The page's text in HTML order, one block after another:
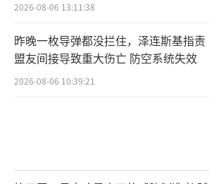
2026-08-06 13:11:38
昨晚一枚导弹都没拦住，泽连斯基指责
盟友间接导致重大伤亡 防空系统失效
2026-08-06 10:39:21